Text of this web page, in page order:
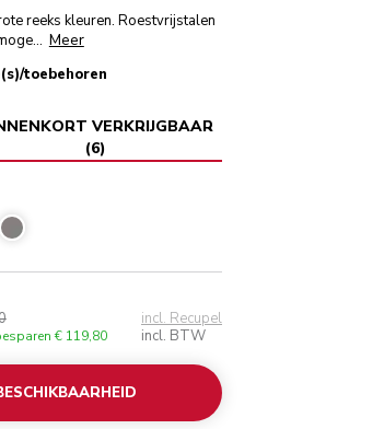
reeks kleuren. Roestvrijstalen
... Meer
toebehoren
VERKRIJGBAAR
(6)
€ 119,80
incl. Recupel
incl. BTW